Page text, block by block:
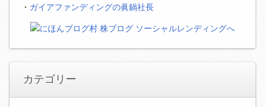
・ ガイアファンディングの眞鍋社長
カテゴリー